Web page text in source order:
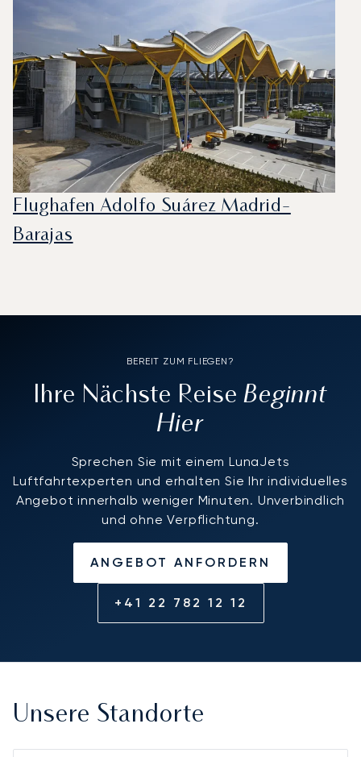
Flughafen Adolfo Suárez Madrid-
Barajas
BEREIT ZUM FLIEGEN?
Ihre Nächste ReiseBeginnt
Hier
Sprechen Sie mit einem LunaJets
Luftfahrtexperten und erhalten Sie Ihr individuelles
Angebot innerhalb weniger Minuten. Unverbindlich
und ohne Verpflichtung.
ANGEBOT ANFORDERN
+41 22 782 12 12
Unsere Standorte